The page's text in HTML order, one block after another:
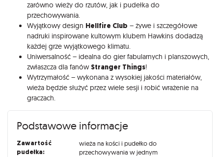
zarówno wieży do rzutów, jak i pudełka do
przechowywania.
Wyjątkowy design Hellfire Club – żywe i szczegółowe
nadruki inspirowane kultowym klubem Hawkins dodadzą
każdej grze wyjątkowego klimatu.
Uniwersalność – idealna do gier fabularnych i planszowych,
zwłaszcza dla fanów Stranger Things!
Wytrzymałość – wykonana z wysokiej jakości materiałów,
wieża będzie służyć przez wiele sesji i robić wrażenie na
graczach.
Podstawowe informacje
Zawartość
pudełka:
wieża na kości i pudełko do
przechowywania w jednym